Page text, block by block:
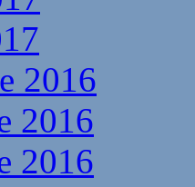
2016
2016
2016